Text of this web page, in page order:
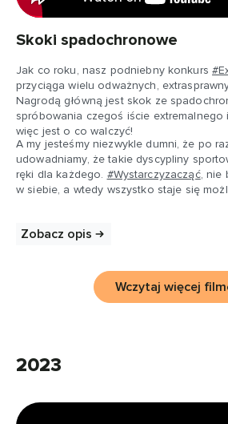
Skoki spadochronowe
Jak co roku, nasz podniebny konkurs
przyciąga wielu odważnych,
Nagrodą główną jest skok ze
spróbowania czegoś iście extremalnego
więc jest o co walczyć!
A my jesteśmy niezwykle dumni, że po
udowadniamy, że takie dyscypliny
ręki dla każdego. #Wystarczyzacząć, nie
w siebie, a wtedy wszystko staje się
Zobacz opis
Wczytaj więcej
2023